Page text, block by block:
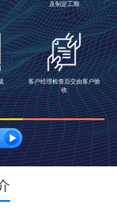
及制定工期
客户经理检查后交由客户验
收